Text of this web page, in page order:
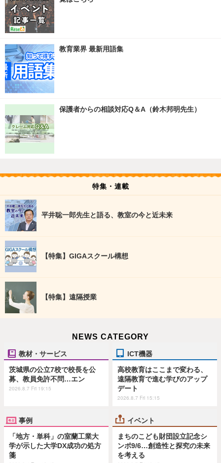
教育業界 最新用語集
保護者からの相談対応Q＆A（鈴木邦明先生）
特集・連載
平井聡一郎先生と語る、教室の今と近未来
【特集】GIGAスクール構想
【特集】遠隔授業
NEWS CATEGORY
教材・サービス
茨城県の公立7校で校長を公
募、教員免許不問…エン
2026.8.7 Fri 19:15
ICT機器
高校教育はここまで変わる、
遠隔教育で進む学びのアップ
デート
2026.8.7 Fri 15:15
事例
「地方・単科」の室蘭工業大
学が示した大学DX成功の処方
箋
イベント
まちのこども財団設立記念シ
ンポ9/6…創造性と探究の未来
を考える